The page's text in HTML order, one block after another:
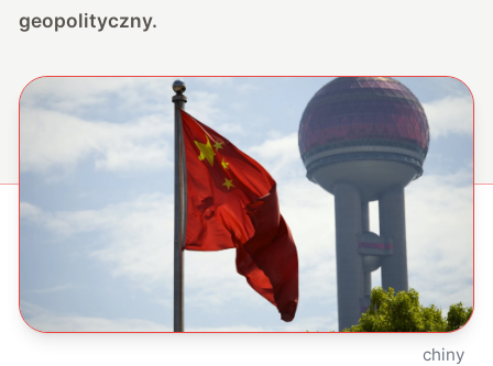
geopolityczny.
chiny